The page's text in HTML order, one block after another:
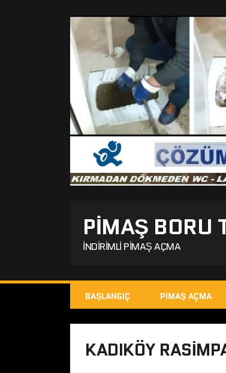
PIMAŞ BORU
İNDIRIMLI PIMAŞ AÇMA
BAŞLANGIÇ PIMAŞ AÇMA
KADIKÖY